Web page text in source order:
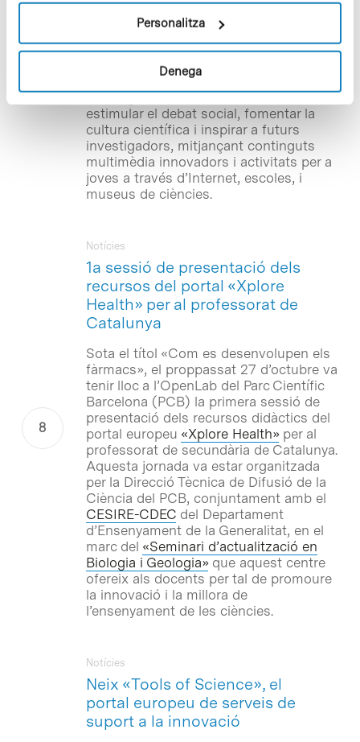
Personalitza
Denega
Caixa». L’objectiu del projecte Xplore
Health –finançat per la Comissió
Europea, través del 7è Programa Marc, i
que compta també amb el suport de la
Fundació Amgen– és apropar la
investigació biomèdica a l’educació,
estimular el debat social, fomentar la
cultura científica i inspirar a futurs
investigadors, mitjançant continguts
multimèdia innovadors i activitats per a
joves a través d’Internet, escoles, i
museus de ciències.
1a sessió de presentació dels
recursos del portal «Xplore
Health» per al professorat de
Catalunya
Notícies
Sota el títol «Com es desenvolupen els
fàrmacs», el proppassat 27 d’octubre va
tenir lloc a l’OpenLab del Parc Científic
Barcelona (PCB) la primera sessió de
presentació dels recursos didàctics del
portal europeu «Xplore Health»per al
professorat de secundària de Catalunya.
Aquesta jornada va estar organitzada
per la Direcció Tècnica de Difusió de la
Ciència del PCB, conjuntament amb el
CESIRE-CDECdel Departament
d’Ensenyament de la Generalitat, en el
marc del «Seminari d’actualització en
Biologia i Geologia»que aquest centre
ofereix als docents per tal de promoure
la innovació i la millora de
l’ensenyament de les ciències.
Neix «Tools of Science», el
portal europeu de serveis de
suport a la innovació
Notícies